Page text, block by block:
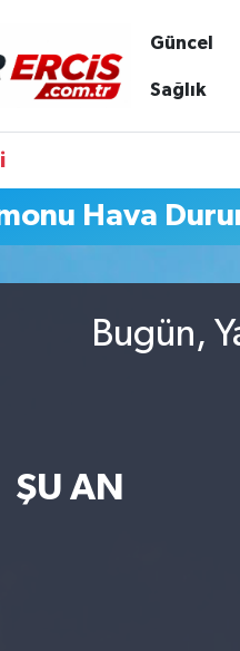
Güncel
Sağlık
Hava
Bugün,
ŞU AN